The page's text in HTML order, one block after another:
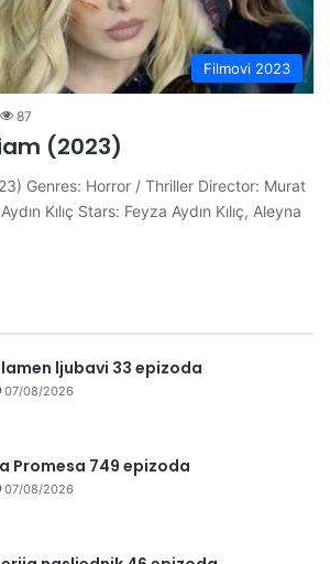
Filmovi 2023
87
(2023)
Genres: Horror / Thriller Director: Murat
Kılıç Stars: Feyza Aydın Kılıç, Aleyna
ljubavi 33 epizoda
07/08/2026
Promesa 749 epizoda
07/08/2026